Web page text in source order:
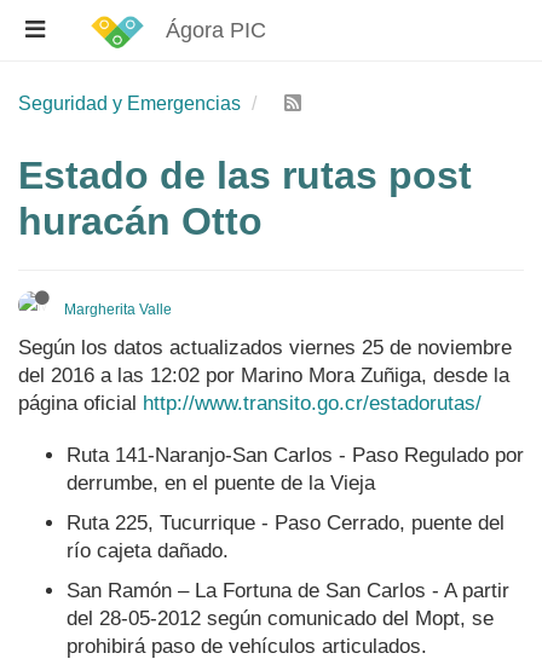
Ágora PIC
Seguridad y Emergencias
Estado de las rutas post
huracán Otto
Margherita Valle
Según los datos actualizados viernes 25 de noviembre
del 2016 a las 12:02 por Marino Mora Zuñiga, desde la
página oficial http://www.transito.go.cr/estadorutas/
Ruta 141-Naranjo-San Carlos - Paso Regulado por
derrumbe, en el puente de la Vieja
Ruta 225, Tucurrique - Paso Cerrado, puente del
río cajeta dañado.
San Ramón – La Fortuna de San Carlos - A partir
del 28-05-2012 según comunicado del Mopt, se
prohibirá paso de vehículos articulados.